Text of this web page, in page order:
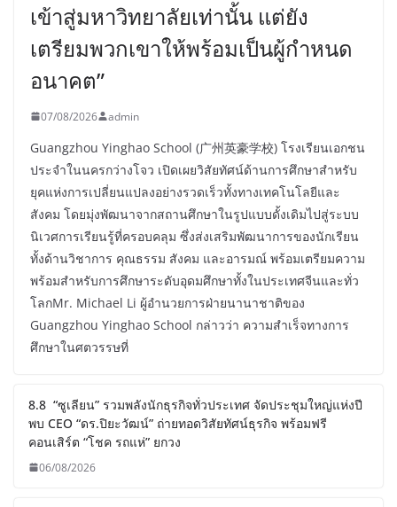
เข้าสู่มหาวิทยาลัยเท่านั้น แต่ยัง
เตรียมพวกเขาให้พร้อมเป็นผู้กำหนด
อนาคต”
07/08/2026 admin
Guangzhou Yinghao School (广州英豪学校) โรงเรียนเอกชน
ประจำในนครกว่างโจว เปิดเผยวิสัยทัศน์ด้านการศึกษาสำหรับ
ยุคแห่งการเปลี่ยนแปลงอย่างรวดเร็วทั้งทางเทคโนโลยีและ
สังคม โดยมุ่งพัฒนาจากสถานศึกษาในรูปแบบดั้งเดิมไปสู่ระบบ
นิเวศการเรียนรู้ที่ครอบคลุม ซึ่งส่งเสริมพัฒนาการของนักเรียน
ทั้งด้านวิชาการ คุณธรรม สังคม และอารมณ์ พร้อมเตรียมความ
พร้อมสำหรับการศึกษาระดับอุดมศึกษาทั้งในประเทศจีนและทั่ว
โลกMr. Michael Li ผู้อำนวยการฝ่ายนานาชาติของ
Guangzhou Yinghao School กล่าวว่า ความสำเร็จทางการ
ศึกษาในศตวรรษที่
8.8 “ซูเลียน” รวมพลังนักธุรกิจทั่วประเทศ จัดประชุมใหญ่แห่งปี
พบ CEO “ดร.ปิยะวัฒน์” ถ่ายทอดวิสัยทัศน์ธุรกิจ พร้อมฟรี
คอนเสิร์ต “โชค รถแห่” ยกวง
06/08/2026